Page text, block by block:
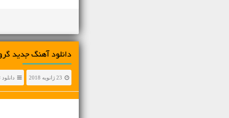
دانلود آهنگ جدید
23 ژانویه 2018 دانلود